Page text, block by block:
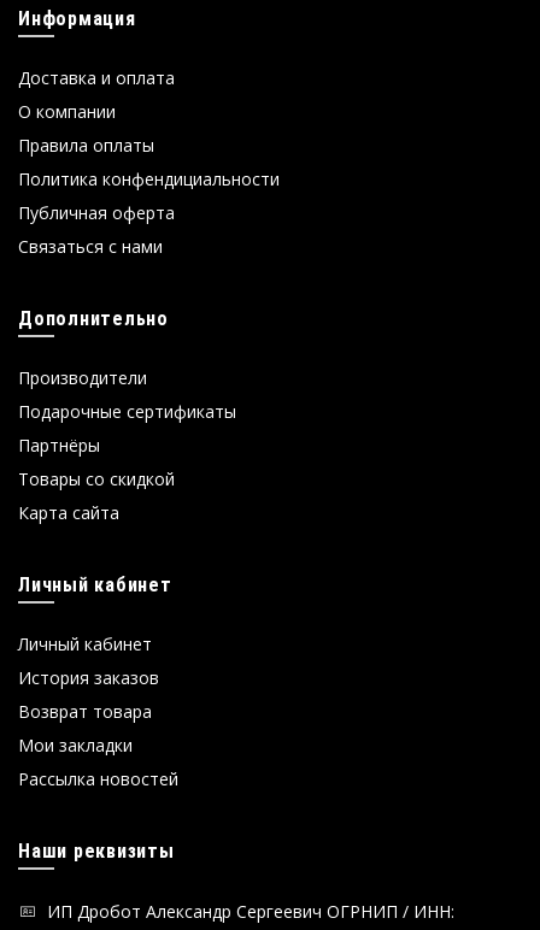
Информация
Доставка и оплата
О компании
Правила оплаты
Политика конфендициальности
Публичная оферта
Связаться с нами
Дополнительно
Производители
Подарочные сертификаты
Партнёры
Товары со скидкой
Карта сайта
Личный кабинет
Личный кабинет
История заказов
Возврат товара
Мои закладки
Рассылка новостей
Наши реквизиты
ИП Дробот Александр Сергеевич ОГРНИП / ИНН: